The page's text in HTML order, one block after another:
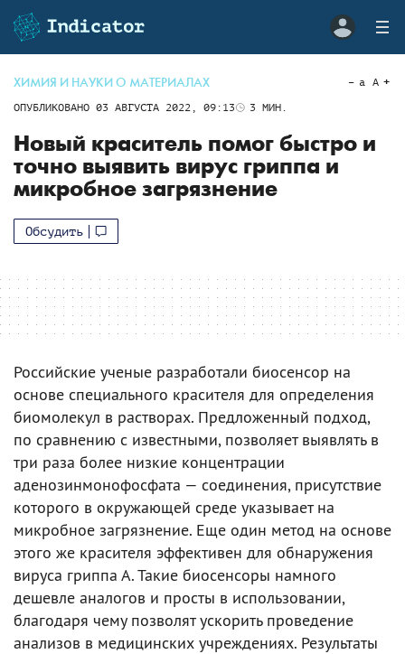
ХИМИЯ И НАУКИ О МАТЕРИАЛАХ
ОПУБЛИКОВАНО 03 АВГУСТА 2022, 09:13 3 МИН.
a A
Новый краситель помог быстро и
точно выявить вирус гриппа и
микробное загрязнение
Обсудить
Российские ученые разработали биосенсор на
основе специального красителя для определения
биомолекул в растворах. Предложенный подход,
по сравнению с известными, позволяет выявлять в
три раза более низкие концентрации
аденозинмонофосфата — соединения, присутствие
которого в окружающей среде указывает на
микробное загрязнение. Еще один метод на основе
этого же красителя эффективен для обнаружения
вируса гриппа А. Такие биосенсоры намного
дешевле аналогов и просты в использовании,
благодаря чему позволят ускорить проведение
анализов в медицинских учреждениях. Результаты